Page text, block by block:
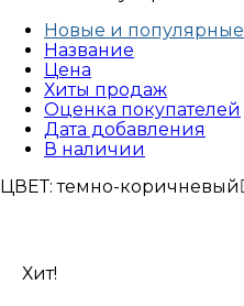
Новые и популярные
Название
Цена
Хиты продаж
Оценка покупателей
Дата добавления
В наличии
ЦВЕТ: темно-коричневый
Хит!